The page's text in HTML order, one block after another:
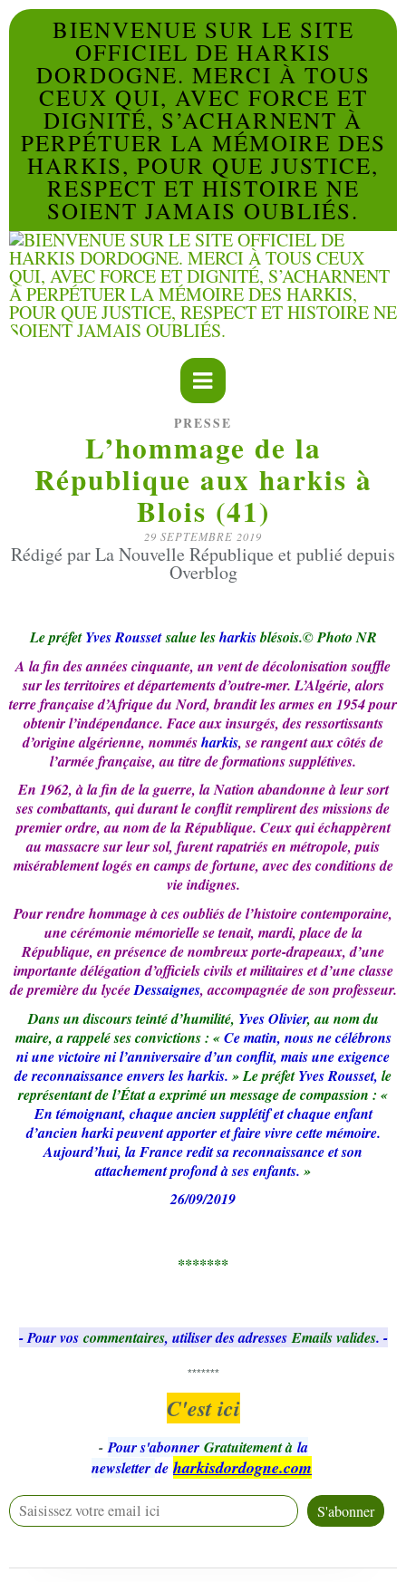
BIENVENUE SUR LE SITE
OFFICIEL DE HARKIS
DORDOGNE. MERCI À TOUS
CEUX QUI, AVEC FORCE ET
DIGNITÉ, S’ACHARNENT À
PERPÉTUER LA MÉMOIRE DES
HARKIS, POUR QUE JUSTICE,
RESPECT ET HISTOIRE NE
SOIENT JAMAIS OUBLIÉS.
PRESSE
L’hommage de la
République aux harkis à
Blois (41)
29 SEPTEMBRE 2019
Rédigé par La Nouvelle République et publié depuis
Overblog
Le préfetYves Rousset salue lesharkisblésois.© Photo NR
A la fin des années cinquante, un vent de décolonisation souffle
sur les territoires et départements d’outre-mer. L’Algérie, alors
terre française d’Afrique du Nord, brandit les armes en 1954 pour
obtenir l’indépendance. Face aux insurgés, des ressortissants
d’origine algérienne, nommésharkis, se rangent aux côtés de
l’armée française, au titre de formations supplétives.
En 1962, à la fin de la guerre, la Nation abandonne à leur sort
ses combattants, qui durant le conflit remplirent des missions de
premier ordre, au nom de la République. Ceux qui échappèrent
au massacre sur leur sol, furent rapatriés en métropole, puis
misérablement logés en camps de fortune, avec des conditions de
vie indignes.
Pour rendre hommage à ces oubliés de l’histoire contemporaine,
une cérémonie mémorielle se tenait, mardi, place de la
République, en présence de nombreux porte-drapeaux, d’une
importante délégation d’officiels civils et militaires et d’une classe
de première du lycéeDessaignes, accompagnée de son professeur.
Dans un discours teinté d’humilité, Yves Olivier, au nom du
maire, a rappelé ses convictions : «Ce matin, nous ne célébrons
ni une victoire ni l’anniversaire d’un conflit, mais une exigence
de reconnaissance envers les harkis. » Le préfetYves Rousset, le
représentant de l’État a exprimé un message de compassion : «
En témoignant, chaque ancien supplétif et chaque enfant
d’ancien harki peuvent apporter et faire vivre cette mémoire.
Aujourd’hui, la France redit sa reconnaissance et son
attachement profond à ses enfants. »
26/09/2019
*******
- Pour vos commentaires, utiliser des adressesEmails valides. -
*******
C'est ici
- Pour s'abonner Gratuitement à la
newsletter de harkisdordogne.com